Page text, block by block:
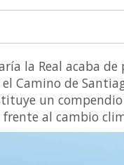
la Real acaba
Camino de
un
frente al cambio